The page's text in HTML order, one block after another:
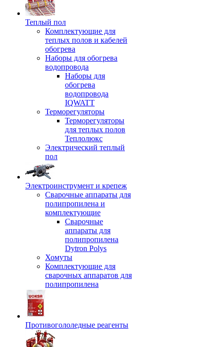
Теплый пол
Комплектующие для
теплых полов и кабелей
обогрева
Наборы для обогрева
водопровода
Наборы для
обогрева
водопровода
IQWATT
Терморегуляторы
Терморегуляторы
для теплых полов
Теплолюкс
Электрический теплый
пол
Электроинструмент и крепеж
Сварочные аппараты для
полипропилена и
комплектующие
Сварочные
аппараты для
полипропилена
Dytron Polys
Хомуты
Комплектующие для
сварочных аппаратов для
полипропилена
Противогололедные реагенты